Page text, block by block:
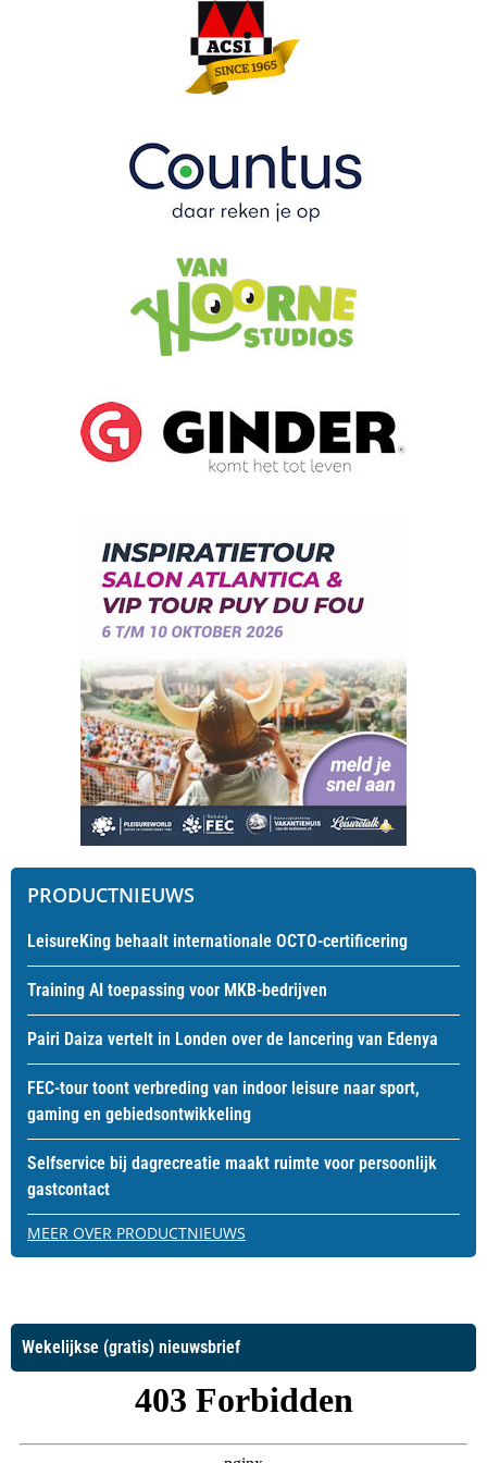
PRODUCTNIEUWS
LeisureKing behaalt internationale OCTO-certificering
Training AI toepassing voor MKB-bedrijven
Pairi Daiza vertelt in Londen over de lancering van Edenya
FEC-tour toont verbreding van indoor leisure naar sport,
gaming en gebiedsontwikkeling
Selfservice bij dagrecreatie maakt ruimte voor persoonlijk
gastcontact
MEER OVER PRODUCTNIEUWS
Wekelijkse (gratis) nieuwsbrief